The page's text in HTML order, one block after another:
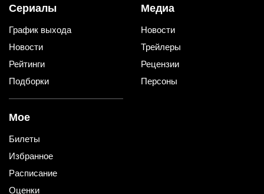
Сериалы
График выхода
Новости
Рейтинги
Подборки
Медиа
Новости
Трейлеры
Рецензии
Персоны
Мое
Билеты
Избранное
Расписание
Оценки